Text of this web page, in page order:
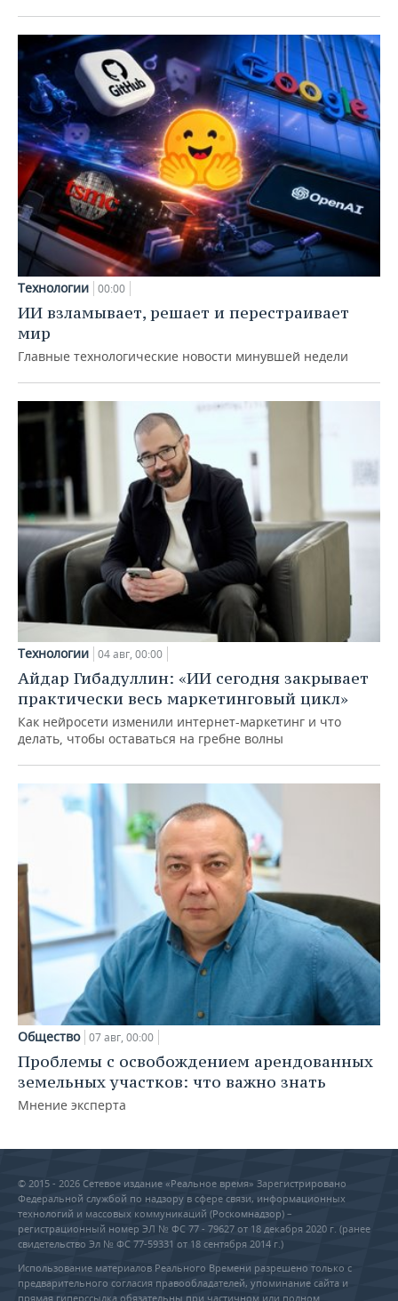
Технологии 00:00
ИИ взламывает, решает и перестраивает
мир
Главные технологические новости минувшей недели
Технологии 04 авг, 00:00
Айдар Гибадуллин: «ИИ сегодня закрывает
практически весь маркетинговый цикл»
Как нейросети изменили интернет-маркетинг и что
делать, чтобы оставаться на гребне волны
Общество 07 авг, 00:00
Проблемы с освобождением арендованных
земельных участков: что важно знать
Мнение эксперта
© 2015 - 2026 Сетевое издание «Реальное время» Зарегистрировано
Федеральной службой по надзору в сфере связи, информационных
технологий и массовых коммуникаций (Роскомнадзор) –
регистрационный номер ЭЛ № ФС 77 - 79627 от 18 декабря 2020 г. (ранее
свидетельство Эл № ФС 77-59331 от 18 сентября 2014 г.)
Использование материалов Реального Времени разрешено только с
предварительного согласия правообладателей, упоминание сайта и
прямая гиперссылка обязательны при частичном или полном